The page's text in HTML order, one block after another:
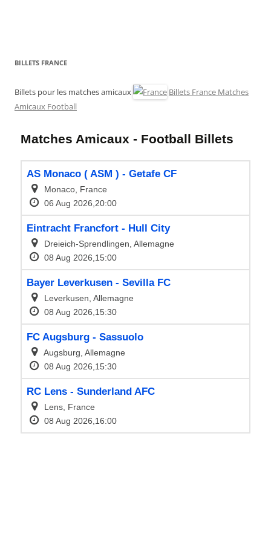
BILLETS FRANCE
Billets pour les matches amicaux
Billets France Matches
Amicaux Football